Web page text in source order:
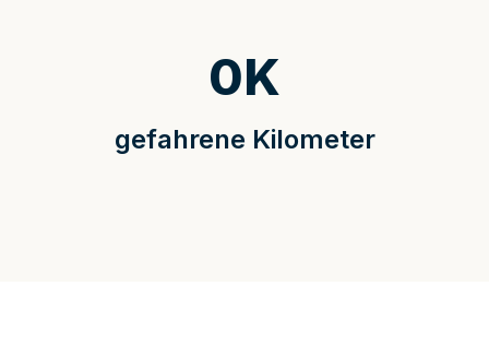
gefahrene Kilometer
0K